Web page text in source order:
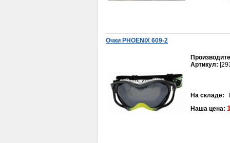
Очки PHOENIX 609-2
Артикул:
На складе:
Наша цена: